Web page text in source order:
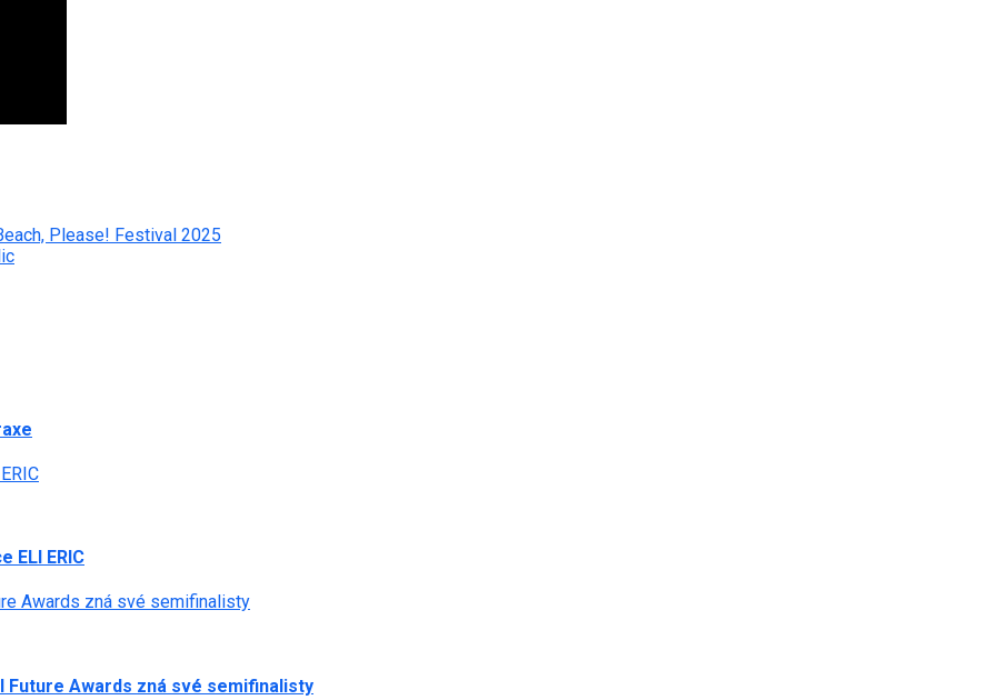
Please! Festival 2025
ELI ERIC
Awards zná své semifinalisty
Awards zná své semifinalisty